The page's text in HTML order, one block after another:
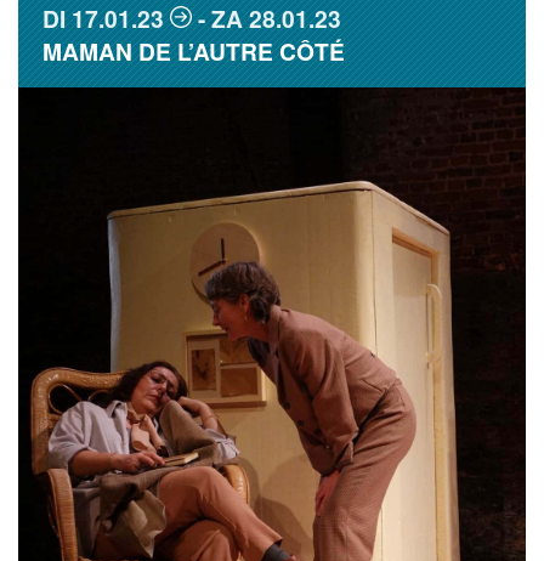
DI17.01.23 ZA28.01.23
MAMAN DE L’AUTRE CÔTÉ